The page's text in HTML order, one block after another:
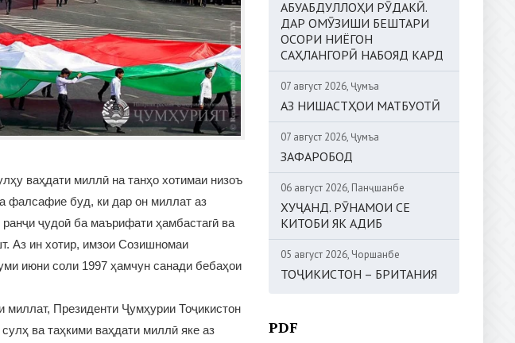
ваҳдати миллӣ на танҳо хотимаи низоъ
фалсафие буд, ки дар он миллат аз
ранҷи ҷудоӣ ба маърифати ҳамбастагӣ ва
Аз ин хотир, имзои Созишномаи
июни соли 1997 ҳамчун санади бебаҳои
Президенти Ҷумҳурии Тоҷикистон
ва таҳкими ваҳдати миллӣ яке аз
АБУАБДУЛЛОҲИ РӮДАКӢ.
ДАР ОМӮЗИШИ БЕШТАРИ
ОСОРИ НИЁГОН
САҲЛАНГОРӢ НАБОЯД КАРД
07 август 2026, Ҷумъа
АЗ НИШАСТҲОИ МАТБУОТӢ
07 август 2026, Ҷумъа
ЗАФАРОБОД
06 август 2026, Панҷшанбе
ХУҶАНД. РӮНАМОИ СЕ
КИТОБИ ЯК АДИБ
05 август 2026, Чоршанбе
ТОҶИКИСТОН – БРИТАНИЯ
PDF